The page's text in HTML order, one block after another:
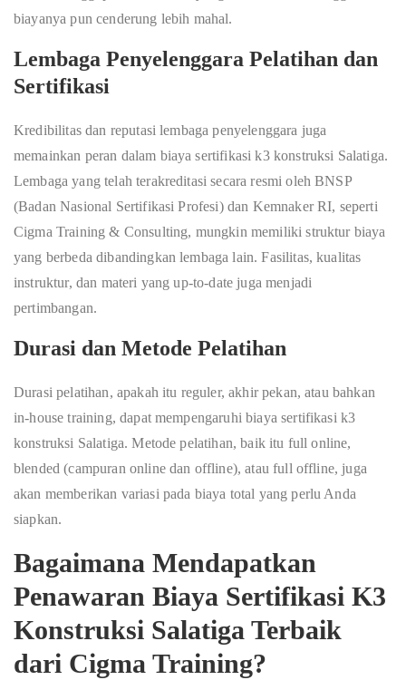
biayanya pun cenderung lebih mahal.
Lembaga Penyelenggara Pelatihan dan
Sertifikasi
Kredibilitas dan reputasi lembaga penyelenggara juga
memainkan peran dalam biaya sertifikasi k3 konstruksi Salatiga.
Lembaga yang telah terakreditasi secara resmi oleh BNSP
(Badan Nasional Sertifikasi Profesi) dan Kemnaker RI, seperti
Cigma Training & Consulting, mungkin memiliki struktur biaya
yang berbeda dibandingkan lembaga lain. Fasilitas, kualitas
instruktur, dan materi yang up-to-date juga menjadi
pertimbangan.
Durasi dan Metode Pelatihan
Durasi pelatihan, apakah itu reguler, akhir pekan, atau bahkan
in-house training, dapat mempengaruhi biaya sertifikasi k3
konstruksi Salatiga. Metode pelatihan, baik itu full online,
blended (campuran online dan offline), atau full offline, juga
akan memberikan variasi pada biaya total yang perlu Anda
siapkan.
Bagaimana Mendapatkan
Penawaran Biaya Sertifikasi K3
Konstruksi Salatiga Terbaik
dari Cigma Training?